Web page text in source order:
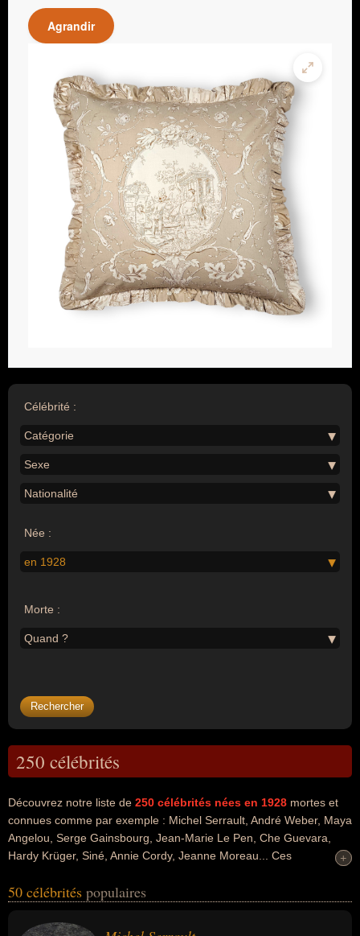
Agrandir
Célébrité :
Catégorie
Sexe
Nationalité
Née :
en 1928
Morte :
Quand ?
250 célébrités
Découvrez notre liste de 250 célébrités nées en 1928 mortes et
connues comme par exemple : Michel Serrault, André Weber, Maya
Angelou, Serge Gainsbourg, Jean-Marie Le Pen, Che Guevara,
Hardy Krüger, Siné, Annie Cordy, Jeanne Moreau... Ces
l'art, du cinéma, du théâtre, de la littérature, de la musique, de la
people, de la politique, de l'histoire, du dessin, de l'humour ou de
+
+
50 célébrités populaires